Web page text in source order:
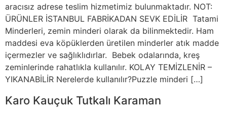
aracısız adrese teslim hizmetimiz bulunmaktadır. NOT:
ÜRÜNLER İSTANBUL FABRİKADAN SEVK EDİLİR Tatami
Minderleri, zemin minderi olarak da bilinmektedir. Ham
maddesi eva köpüklerden üretilen minderler atık madde
içermezler ve sağlıklıdırlar. Bebek odalarında, kreş
zeminlerinde rahatlıkla kullanılır. KOLAY TEMİZLENİR –
YIKANABİLİR Nerelerde kullanılır?Puzzle minderi […]
Karo Kauçuk Tutkalı Karaman